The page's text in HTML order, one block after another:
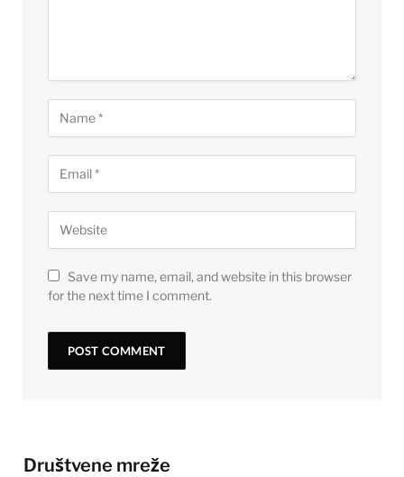
Save my name, email, and website in this browser
for the next time I comment.
Društvene mreže